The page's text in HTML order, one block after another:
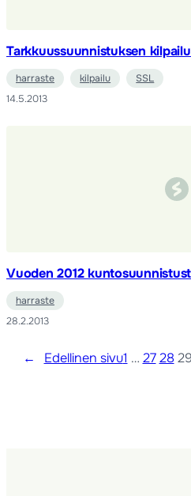
Tarkkuussuunnistuksen
harraste kilpailu
SSL
14.5.2013
Vuoden 2012
harraste
28.2.2013
← Edellinen sivu1 … 27 28 29